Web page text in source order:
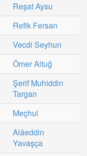
Reşat Aysu
Refik Fersan
Vecdi Seyhun
Ömer Altuğ
Şerif Muhiddin
Targan
Meçhul
Alâeddin
Yavaşça